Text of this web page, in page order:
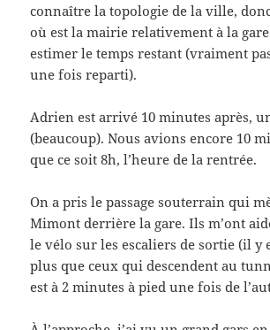
connaître la topologie de la ville,
où est la mairie relativement à la
estimer le temps restant (vraiment
une fois reparti).
Adrien est arrivé 10 minutes après,
(beaucoup). Nous avions encore 10
que ce soit 8h, l’heure de la rentrée.
On a pris le passage souterrain qui
Mimont derrière la gare. Ils m’ont
le vélo sur les escaliers de sortie (il y
plus que ceux qui descendent au
est à 2 minutes à pied une fois de